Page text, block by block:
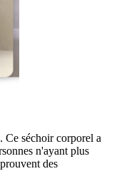
Ce séchoir corporel a
n'ayant plus
des